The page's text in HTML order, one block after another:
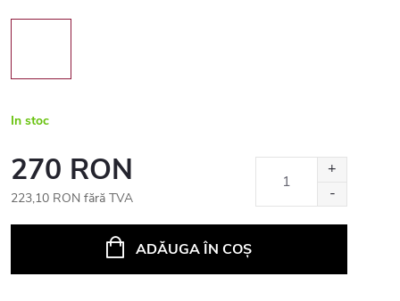
In stoc
270 RON
223,10 RON fără TVA
ADĂUGA ÎN COŞ